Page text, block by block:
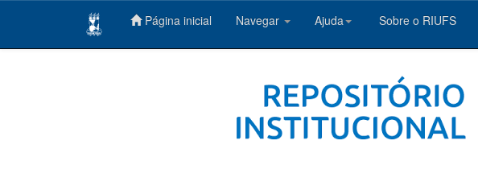
Página inicial Navegar Ajuda Sobre o RIUFS